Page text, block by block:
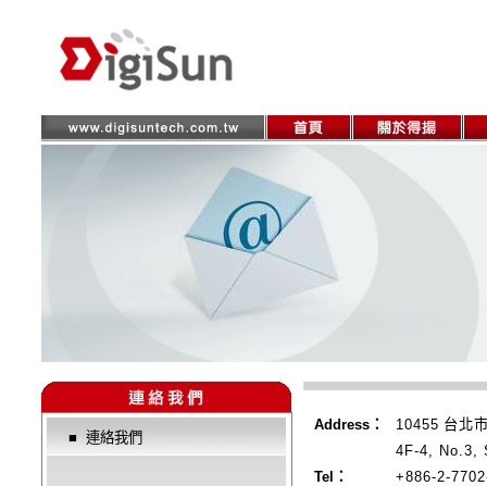
■ 連絡我們
Address： 10455 台北
4F-4, No.3,
Tel：
+886-2-